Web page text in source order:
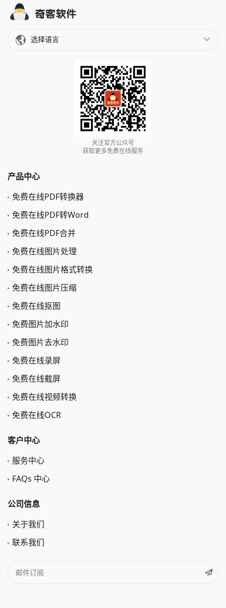
选择语言
关注官方公众号
获取更多免费在线服务
产品中心
免费在线PDF转换器
免费在线PDF转Word
免费在线PDF合并
免费在线图片处理
免费在线图片格式转换
免费在线图片压缩
免费在线抠图
免费图片加水印
免费图片去水印
免费在线录屏
免费在线截屏
免费在线视频转换
免费在线OCR
客户中心
服务中心
FAQs 中心
公司信息
关于我们
联系我们